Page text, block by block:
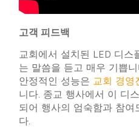
고객 피드백
교회에서 설치된 LED 디스
는 말씀을 듣고 매우 기쁩
안정적인 성능은 교회 경영
니다. 종교 행사에서 이 디
되어 행사의 엄숙함과 참여
다.